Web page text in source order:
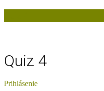
Quiz 4
Prihlásenie